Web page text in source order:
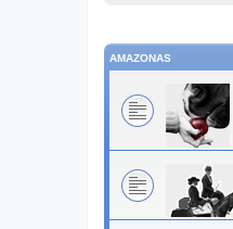
AMAZONAS